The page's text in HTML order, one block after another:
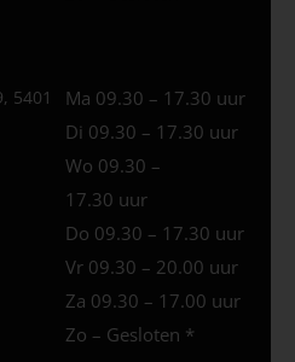
5401
Ma 09.30 – 17.30 uur
Di 09.30 – 17.30 uur
Wo 09.30 –
17.30 uur
Do 09.30 – 17.30 uur
Vr 09.30 – 20.00 uur
Za 09.30 – 17.00 uur
Zo – Gesloten *